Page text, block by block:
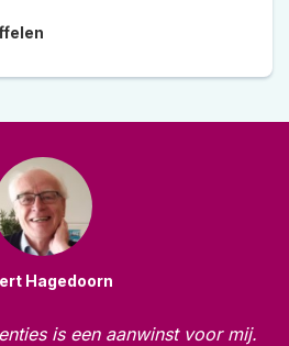
Hagedoorn
is een aanwinst voor mij.